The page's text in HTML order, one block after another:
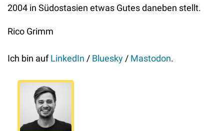
2004 in Südostasien etwas Gutes daneben stellt.
Rico Grimm
Ich bin auf LinkedIn / Bluesky / Mastodon.